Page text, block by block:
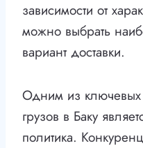
зависимости от
можно выбрать
вариант доставки.
Одним из ключевых
грузов в Баку
политика.